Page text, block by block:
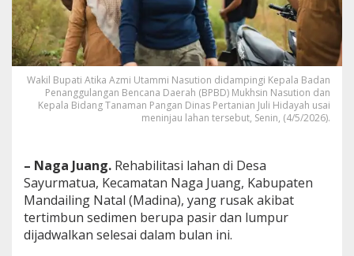
S
a
y
u
r
m
a
t
e
l
s
a
i
Wakil Bupati Atika Azmi Utammi Nasution didampingi Kepala Badan
Penanggulangan Bencana Daerah (BPBD) Mukhsin Nasution dan
Kepala Bidang Tanaman Pangan Dinas Pertanian Juli Hidayah usai
meninjau lahan tersebut, Senin, (4/5/2026).
– Naga Juang. Rehabilitasi lahan di Desa
Sayurmatua, Kecamatan Naga Juang, Kabupaten
Mandailing Natal (Madina), yang rusak akibat
tertimbun sedimen berupa pasir dan lumpur
dijadwalkan selesai dalam bulan ini.